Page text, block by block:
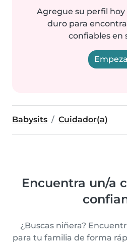
Agregue su perfil
duro para
confiables en
Babysits Cuidador(a)
Encuentra un/a
¿Buscas niñera?
para tu familia de forma